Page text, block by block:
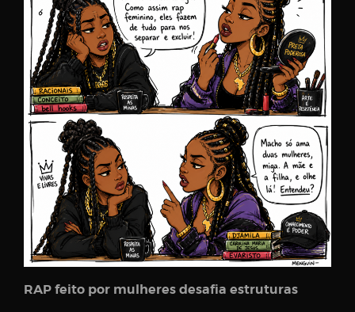
RAP feito por mulheres desafia estruturas